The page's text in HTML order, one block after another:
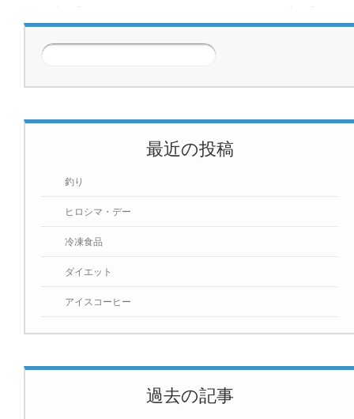
最近の投稿
釣り
ヒロシマ・デー
冷凍食品
ダイエット
アイスコーヒー
過去の記事